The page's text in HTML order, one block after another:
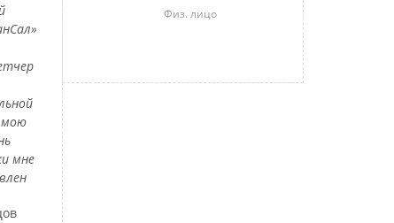
мою
мне
Физ. лицо